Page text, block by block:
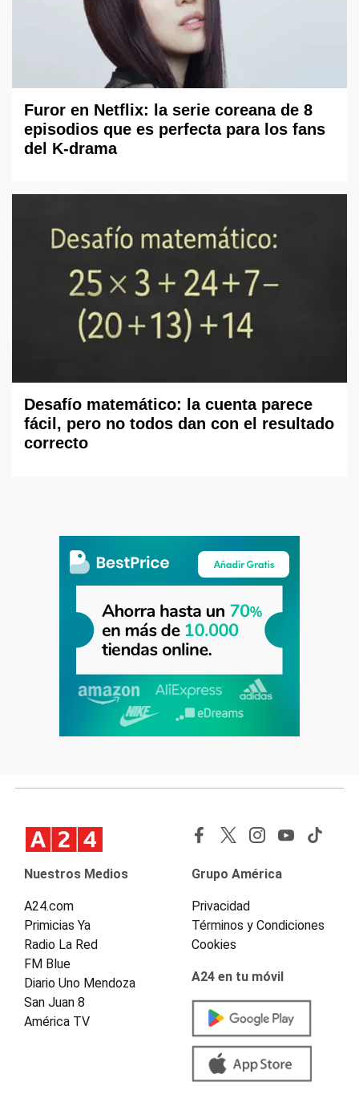
Furor en Netflix: la serie coreana de 8
episodios que es perfecta para los fans
del K-drama
Desafío matemático: la cuenta parece
fácil, pero no todos dan con el resultado
correcto
Nuestros Medios
A24.com
Primicias Ya
Radio La Red
FM Blue
Diario Uno Mendoza
San Juan 8
América TV
Grupo América
Privacidad
Términos y Condiciones
Cookies
A24 en tu móvil